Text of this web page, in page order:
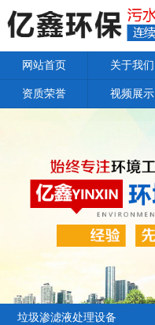
网站首页 关于我们
资质荣誉 视频展示
垃圾渗滤液处理设备